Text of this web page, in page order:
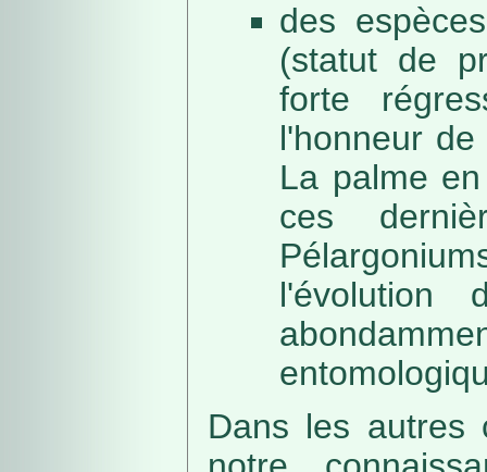
des
(statut de
forte
l'honneur
La palme
ces
l'évolution
Dans les autres